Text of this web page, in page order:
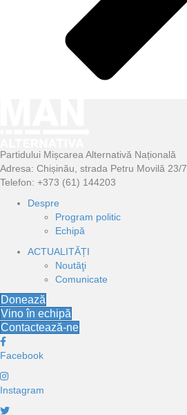
Partidului Mișcarea Alternativă Națională
Adresa: Chișinău, strada Petru Movilă 23/7
Telefon: +373 (61) 144203
Despre
Program politic
Echipă
ACTUALITĂȚI
Noutăţi
Comunicate
Donează
Vino în echipă
Contactează-ne
Facebook
Instagram